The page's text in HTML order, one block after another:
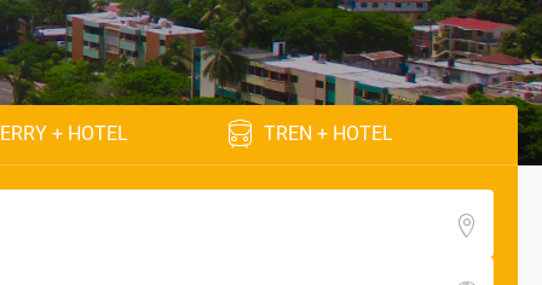
+ HOTEL TREN + HOTEL